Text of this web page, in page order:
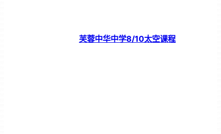
芙蓉中华中学8/10太空课程